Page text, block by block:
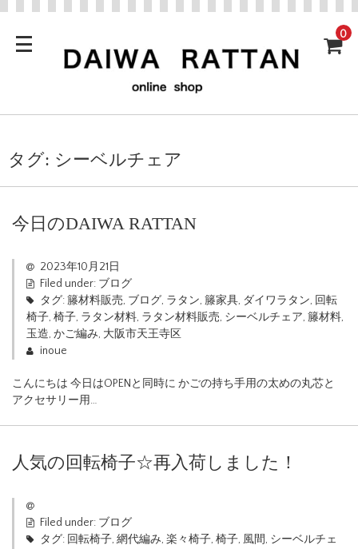
0
タグ: シーベルチェア
今日のDAIWA RATTAN
2023年10月21日
Filed under: ブログ
タグ:籐材料販売, ブログ, ラタン, 籐家具, ダイワラタン, 回転
椅子, 椅子, ラタン材料, ラタン材料販売, シーベルチェア, 籐材料,
玉造, かご編み, 大阪市天王寺区
inoue
こんにちは 今日はOPENと同時に かごの持ち手用の太めの丸芯と
アクセサリー用…
人気の回転椅子☆再入荷しました！
Filed under: ブログ
タグ: 回転椅子, 網代編み, 楽々椅子, 椅子, 風間, シーベルチェ